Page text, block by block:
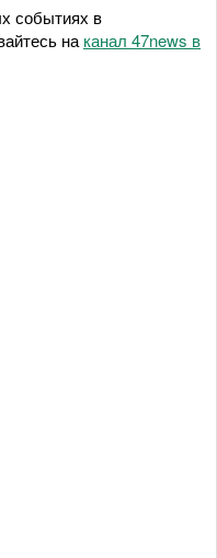
событиях в
на канал 47news в